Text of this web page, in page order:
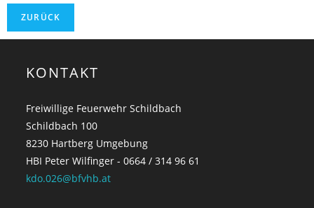
KONTAKT
Freiwillige Feuerwehr Schildbach
Schildbach 100
8230 Hartberg Umgebung
HBI Peter Wilfinger - 0664 / 314 96 61
kdo.026@bfvhb.at